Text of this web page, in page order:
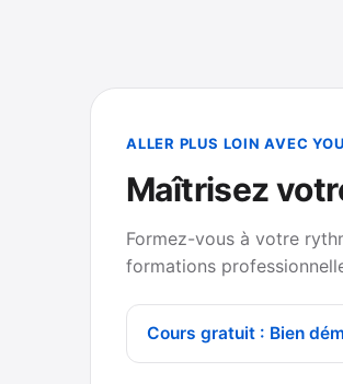
ALLER PLUS LOIN AVEC
Maîtrisez
Formez-vous à votre
formations
Cours gratuit : Bien